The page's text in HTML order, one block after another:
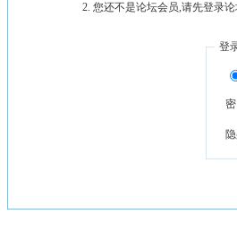
您还不是论坛会员,请先登录
登